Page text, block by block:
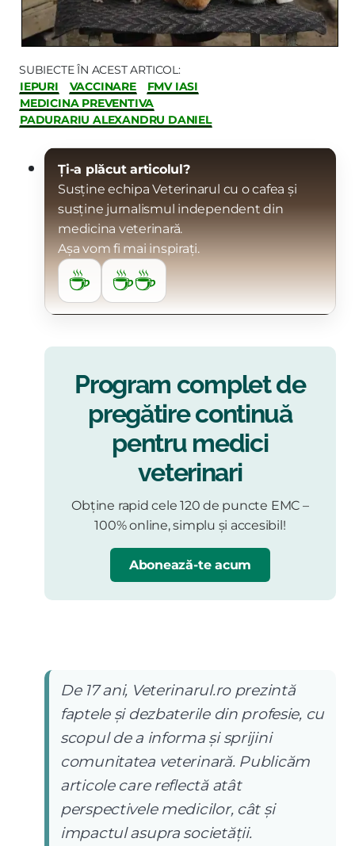
SUBIECTE ÎN ACEST ARTICOL:
IEPURI
VACCINARE
FMV IASI
MEDICINA PREVENTIVA
PADURARIU ALEXANDRU DANIEL
Ți-a plăcut articolul?
Susține echipa Veterinarul cu o cafea și
susține jurnalismul independent din
medicina veterinară.
Așa vom fi mai inspirați.
☕ ☕☕
Program complet de
pregătire continuă
pentru medici
veterinari
Obține rapid cele 120 de puncte EMC –
100% online, simplu și accesibil!
Abonează-te acum
De 17 ani, Veterinarul.ro prezintă
faptele și dezbaterile din profesie, cu
scopul de a informa și sprijini
comunitatea veterinară. Publicăm
articole care reflectă atât
perspectivele medicilor, cât și
impactul asupra societății.